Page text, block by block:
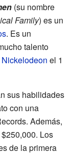
(su nombre
Family) es un
. Es un
talento
Nickelodeon el 1
sus habilidades
con una
Además,
Los
de la primera